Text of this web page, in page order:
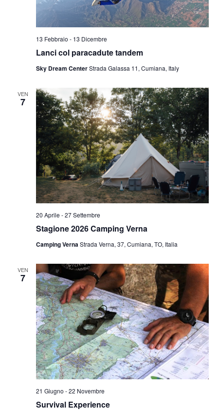
Lanci col paracadute tandem
13 Febbraio - 13 Dicembre
Sky Dream CenterStrada Galassa 11, Cumiana, Italy
VEN
7
Stagione 2026 Camping Verna
20 Aprile -27 Settembre
Camping VernaStrada Verna, 37, Cumiana, TO, Italia
VEN
7
Survival Experience
21 Giugno -22 Novembre